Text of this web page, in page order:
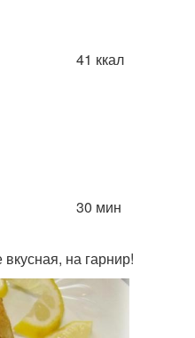
41 ккал
30 мин
на гарнир!